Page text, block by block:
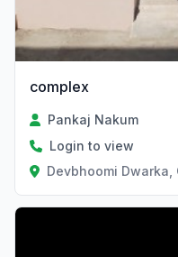
complex
Pankaj Nakum
Login to view
Devbhoomi Dwarka,